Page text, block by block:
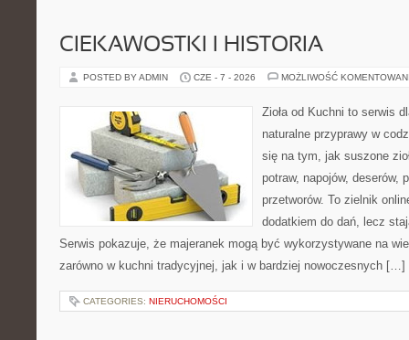
CIEKAWOSTKI I HISTORIA
POSTED BY ADMIN CZE - 7 - 2026 MOŻLIWOŚĆ
Zioła od Kuchni to serwis
naturalne przyprawy w
się na tym, jak suszone
potraw, napojów, deserów,
przetworów. To zielnik
dodatkiem do dań, lecz
Serwis pokazuje, że majeranek mogą być wykorzystywane na
zarówno w kuchni tradycyjnej, jak i w bardziej nowoczesnych […]
CATEGORIES: NIERUCHOMOŚCI